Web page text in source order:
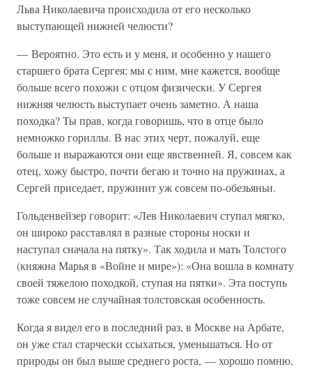
Льва Николаевича происходила от его несколько
выступающей нижней челюсти?
— Вероятно. Это есть и у меня, и особенно у нашего
старшего брата Сергея; мы с ним, мне кажется, вообще
больше всего похожи с отцом физически. У Сергея
нижняя челюсть выступает очень заметно. А наша
походка? Ты прав, когда говоришь, что в отце было
немножко гориллы. В нас этих черт, пожалуй, еще
больше и выражаются они еще явственней. Я, совсем как
отец, хожу быстро, почти бегаю и точно на пружинах, а
Сергей приседает, пружинит уж совсем по-обезьяньи.
Гольденвейзер говорит: «Лев Николаевич ступал мягко,
он широко расставлял в разные стороны носки и
наступал сначала на пятку». Так ходила и мать Толстого
(княжна Марья в «Войне и мире»): «Она вошла в комнату
своей тяжелою походкой, ступая на пятки». Эта поступь
тоже совсем не случайная толстовская особенность.
Когда я видел его в последний раз, в Москве на Арбате,
он уже стал старчески ссыхаться, уменьшаться. Но от
природы он был выше среднего роста, — хорошо помню,